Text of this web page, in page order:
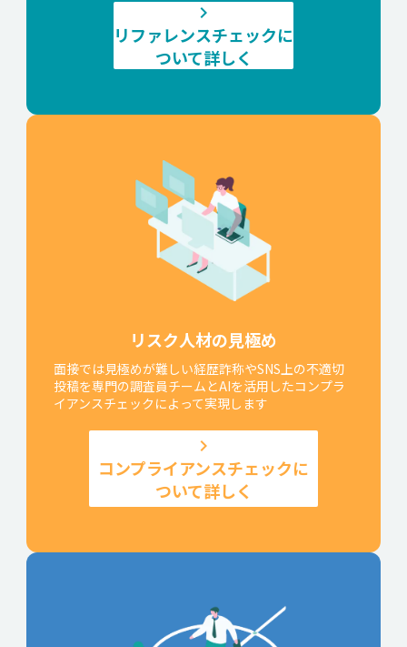
keyboard_arrow_right
リファレンスチェックに
ついて詳しく
リスク人材の見極め
面接では見極めが難しい経歴詐称やSNS上の不適切
投稿を専門の調査員チームとAIを活用したコンプラ
イアンスチェックによって実現します
keyboard_arrow_right
コンプライアンスチェックに
ついて詳しく